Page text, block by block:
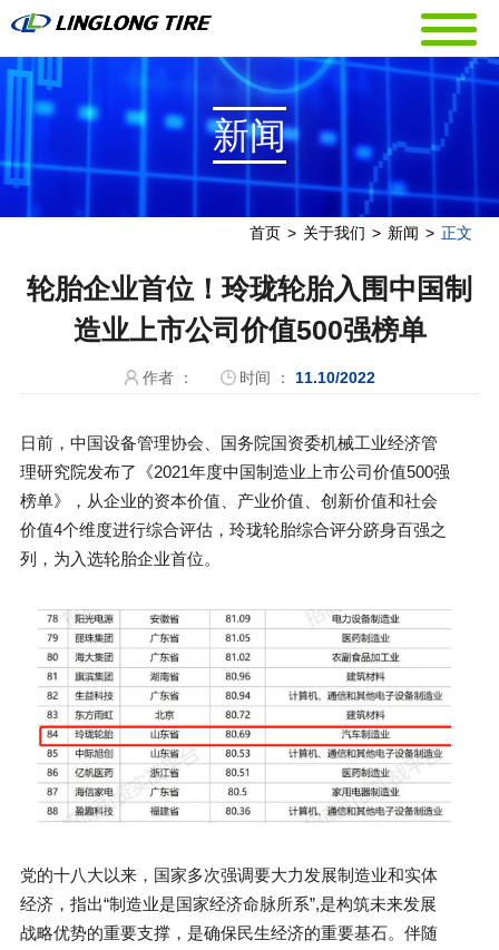
新闻
首页 > 关于我们 > 新闻 > 正文
轮胎企业首位！玲珑轮胎入围中国制
造业上市公司价值500强榜单
作者 ： 时间 ： 11.10/2022
日前，中国设备管理协会、国务院国资委机械工业经济管
理研究院发布了《2021年度中国制造业上市公司价值500强
榜单》，从企业的资本价值、产业价值、创新价值和社会
价值4个维度进行综合评估，玲珑轮胎综合评分跻身百强之
列，为入选轮胎企业首位。
党的十八大以来，国家多次强调要大力发展制造业和实体
经济，指出“制造业是国家经济命脉所系”,是构筑未来发展
战略优势的重要支撑，是确保民生经济的重要基石。伴随